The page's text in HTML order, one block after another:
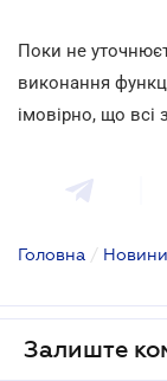
Поки не
виконання
імовірно, що
Головна / Новини
Залиште